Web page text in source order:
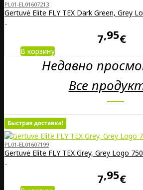
PL01-EL01607213
Gertuvė Elite FLY TEX Dark Green, Grey
..
7 95€
В корзину
Недавно
Все
PL01-EL01607199
Gertuvė Elite FLY TEX Grey, Grey Logo
..
7 95€